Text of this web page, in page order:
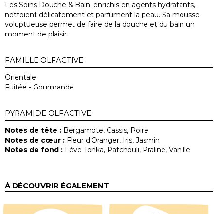
Les Soins Douche & Bain, enrichis en agents hydratants,
nettoient délicatement et parfument la peau. Sa mousse
voluptueuse permet de faire de la douche et du bain un
moment de plaisir.
FAMILLE OLFACTIVE
Orientale
Fuitée - Gourmande
PYRAMIDE OLFACTIVE
Notes de tête : Bergamote, Cassis, Poire
Notes de cœur : Fleur d’Oranger, Iris, Jasmin
Notes de fond : Fève Tonka, Patchouli, Praline, Vanille
À DÉCOUVRIR ÉGALEMENT